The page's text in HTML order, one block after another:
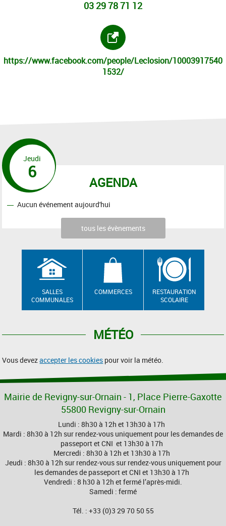
03 29 78 71 12
https://www.facebook.com/people/Leclosion/10003917540
1532/
AGENDA
Jeudi
6
Aucun événement aujourd'hui
tous les évènements
SALLES
COMMUNALES
COMMERCES
RESTAURATION
SCOLAIRE
MÉTÉO
Vous devezaccepter les cookies pour voir la météo.
Mairie de Revigny-sur-Ornain - 1, Place Pierre-Gaxotte
55800 Revigny-sur-Ornain
Lundi : 8h30 à 12h et 13h30 à 17h
Mardi : 8h30 à 12h sur rendez-vous uniquement pour les demandes de
passeport et CNI et 13h30 à 17h
Mercredi : 8h30 à 12h et 13h30 à 17h
Jeudi : 8h30 à 12h sur rendez-vous sur rendez-vous uniquement pour
les demandes de passeport et CNI et 13h30 à 17h
Vendredi : 8 h30 à 12h et fermé l’après-midi.
Samedi : fermé
Tél. : +33 (0)3 29 70 50 55